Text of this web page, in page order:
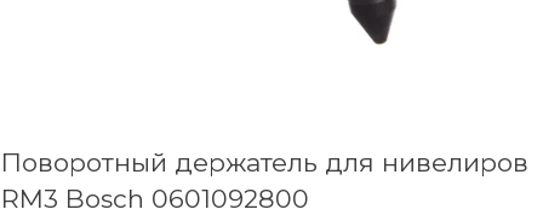
Поворотный держатель для нивелиров
RM3 Bosch 0601092800